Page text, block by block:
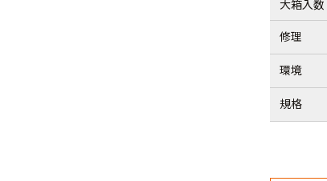
大箱入数
修理
環境
規格